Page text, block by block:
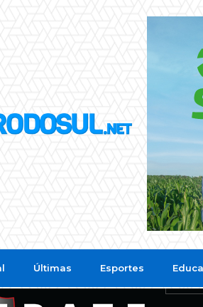
Últimas Esportes